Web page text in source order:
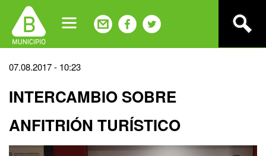
navigation
Back
top
07.08.2017 - 10:23
INTERCAMBIO SOBRE
ANFITRIÓN TURÍSTICO